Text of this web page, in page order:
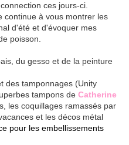
ces jours-ci.
continue à vous montrer les
d'été et d'évoquer mes
poisson.
du gesso et de la peinture
des tamponnages (Unity
tampons de Catherine
les coquillages ramassés par
et les décos métal
pour les embellissements